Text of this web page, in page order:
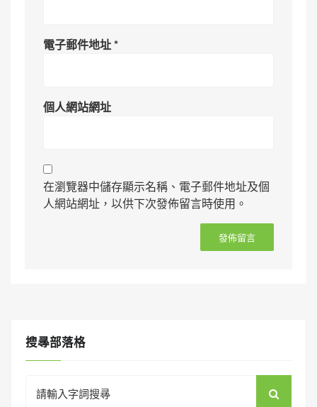
電子郵件地址*
個人網站網址
在瀏覽器中儲存顯示名稱、電子郵件地址及個
人網站網址，以供下次發佈留言時使用。
搜㝷部落格
for: